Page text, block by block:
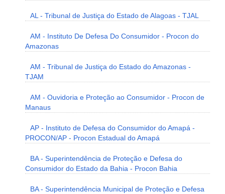
AL - Tribunal de Justiça do Estado de Alagoas - TJAL
AM - Instituto De Defesa Do Consumidor - Procon do
Amazonas
AM - Tribunal de Justiça do Estado do Amazonas -
TJAM
AM - Ouvidoria e Proteção ao Consumidor - Procon de
Manaus
AP - Instituto de Defesa do Consumidor do Amapá -
PROCON/AP - Procon Estadual do Amapá
BA - Superintendência de Proteção e Defesa do
Consumidor do Estado da Bahia - Procon Bahia
BA - Superintendência Municipal de Proteção e Defesa